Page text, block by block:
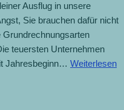
Ausflug in unsere
Sie brauchen dafür nicht
Grundrechnungsarten
teuersten Unternehmen
Jahresbeginn… Weiterlesen